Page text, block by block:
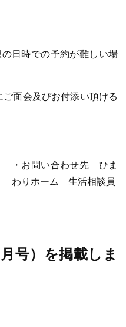
日時での予約が難しい場
面会及びお付添い頂ける
・お問い合わせ先 ひま
わりホーム 生活相談員
号）を掲載しま